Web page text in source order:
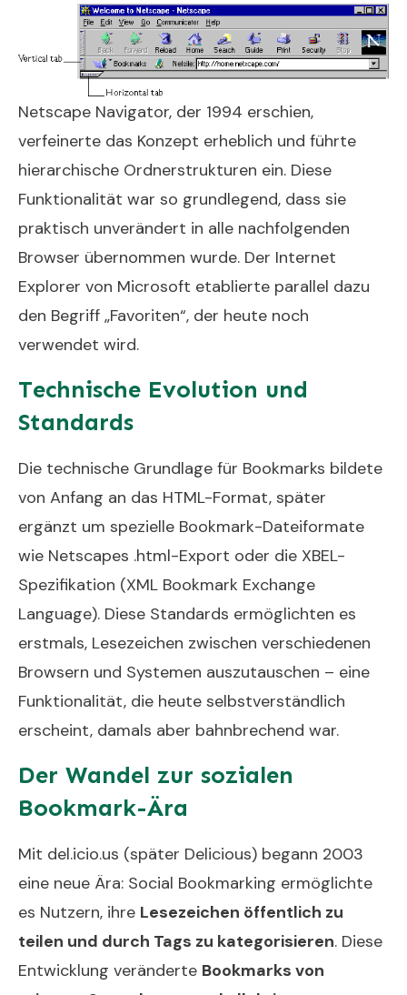
Netscape Navigator, der 1994 erschien,
verfeinerte das Konzept erheblich und führte
hierarchische Ordnerstrukturen ein. Diese
Funktionalität war so grundlegend, dass sie
praktisch unverändert in alle nachfolgenden
Browser übernommen wurde. Der Internet
Explorer von Microsoft etablierte parallel dazu
den Begriff „Favoriten“, der heute noch
verwendet wird.
Technische Evolution und
Standards
Die technische Grundlage für Bookmarks bildete
von Anfang an das HTML-Format, später
ergänzt um spezielle Bookmark-Dateiformate
wie Netscapes .html-Export oder die XBEL-
Spezifikation (XML Bookmark Exchange
Language). Diese Standards ermöglichten es
erstmals, Lesezeichen zwischen verschiedenen
Browsern und Systemen auszutauschen – eine
Funktionalität, die heute selbstverständlich
erscheint, damals aber bahnbrechend war.
Der Wandel zur sozialen
Bookmark-Ära
Mit del.icio.us (später Delicious) begann 2003
eine neue Ära: Social Bookmarking ermöglichte
es Nutzern, ihre Lesezeichen öffentlich zu
teilen und durch Tags zu kategorisieren. Diese
Entwicklung veränderte Bookmarks von